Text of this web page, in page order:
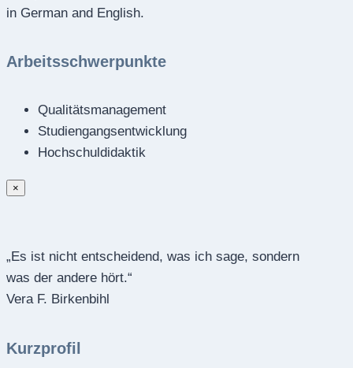
in German and English.
Arbeitsschwerpunkte
Qualitätsmanagement
Studiengangsentwicklung
Hochschuldidaktik
×
„Es ist nicht entscheidend, was ich sage, sondern
was der andere hört.“
Vera F. Birkenbihl
Kurzprofil